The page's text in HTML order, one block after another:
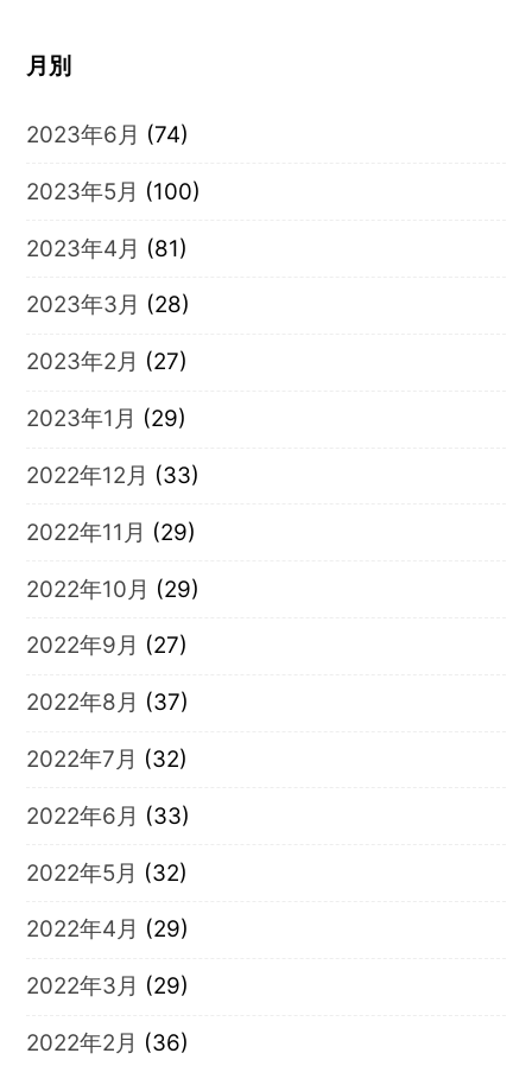
月別
2023年6月 (74)
2023年5月 (100)
2023年4月 (81)
2023年3月 (28)
2023年2月 (27)
2023年1月 (29)
2022年12月 (33)
2022年11月 (29)
2022年10月 (29)
2022年9月 (27)
2022年8月 (37)
2022年7月 (32)
2022年6月 (33)
2022年5月 (32)
2022年4月 (29)
2022年3月 (29)
2022年2月 (36)